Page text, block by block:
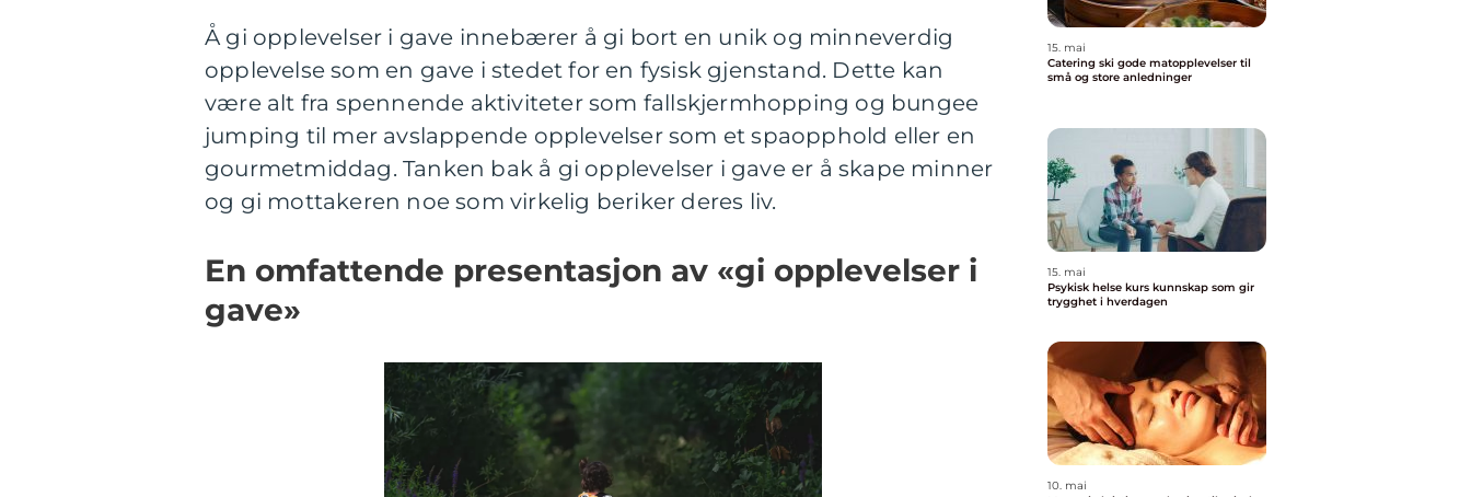
Å gi opplevelser i gave innebærer å gi bort en unik og minneverdig
opplevelse som en gave i stedet for en fysisk gjenstand. Dette kan
være alt fra spennende aktiviteter som fallskjermhopping og bungee
jumping til mer avslappende opplevelser som et spaopphold eller en
gourmetmiddag. Tanken bak å gi opplevelser i gave er å skape minner
og gi mottakeren noe som virkelig beriker deres liv.
En omfattende presentasjon av «gi opplevelser i
gave»
15. mai
Catering ski gode matopplevelser til
små og store anledninger
15. mai
Psykisk helse kurs kunnskap som gir
trygghet i hverdagen
10. mai